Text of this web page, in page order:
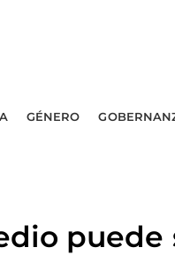
GÉNERO
puede